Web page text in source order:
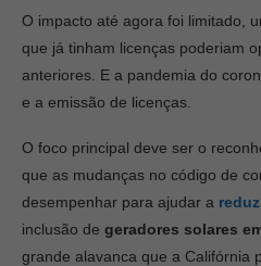
O impacto até agora foi limitado,
que já tinham licenças poderiam
anteriores. E a pandemia do
e a emissão de licenças.
O foco principal deve ser o
que as mudanças no código de
desempenhar para ajudar a
inclusão de geradores solares
grande alavanca que a Califórnia